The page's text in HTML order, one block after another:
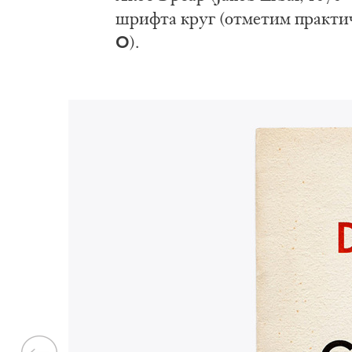
шриф­та круг (от­ме­тим
О).